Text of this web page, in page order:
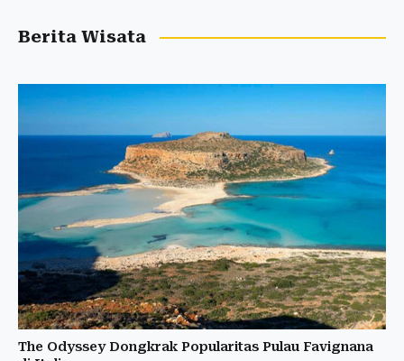
Berita Wisata
The Odyssey Dongkrak Popularitas Pulau Favignana